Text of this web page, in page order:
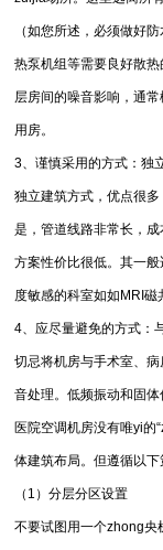
（如您所述，必须做好
热泵机组等需要良好散
层房间的噪音影响，通
用房。
3、谨慎采用的方式：独
独立建筑方式，优点很
是，管道线路非常长，
方案性价比很低。其一
度敏感的科室如如MRI磁
4、应尽量避免的方式：
切忌将机房与手术室、
音处理。低频振动和固
医院空调机房没有唯yi的
体建筑布局。但遵循以下
（1）分层分区设置
不要试图用一个zhong央